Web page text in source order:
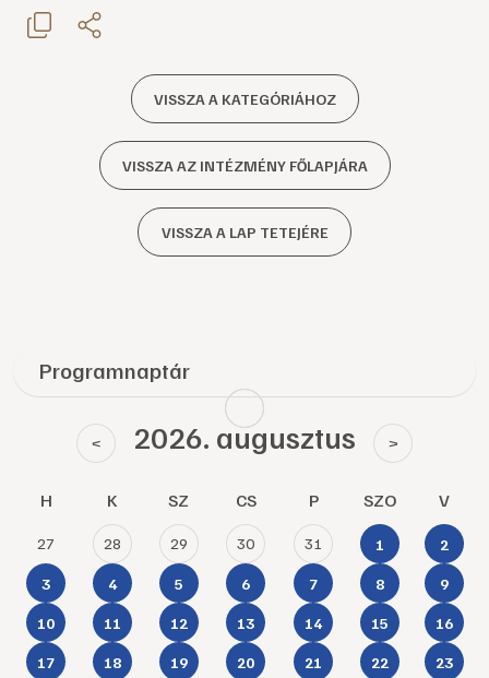
VISSZA A KATEGÓRIÁHOZ
VISSZA AZ INTÉZMÉNY FŐLAPJÁRA
VISSZA A LAP TETEJÉRE
Programnaptár
< 2026. augusztus >
H K SZ CS P SZO V
27 28 29 30 31 1 2
3 4 5 6 7 8 9
10 11 12 13 14 15 16
17 18 19 20 21 22 23